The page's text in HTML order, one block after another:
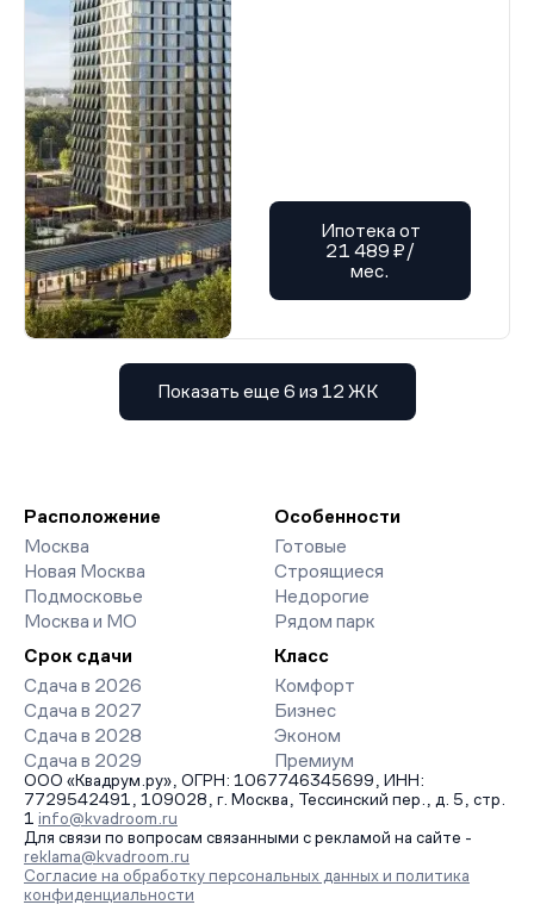
Ипотека от
21 489 ₽/
мес.
Показать еще 6 из 12 ЖК
Расположение
Москва
Новая Москва
Подмосковье
Москва и МО
Особенности
Готовые
Строящиеся
Недорогие
Рядом парк
Срок сдачи
Сдача в 2026
Сдача в 2027
Сдача в 2028
Сдача в 2029
Класс
Комфорт
Бизнес
Эконом
Премиум
ООО «Квадрум.ру», ОГРН: 1067746345699, ИНН:
7729542491, 109028, г. Москва, Тессинский пер., д. 5, стр.
1 info@kvadroom.ru
Для связи по вопросам связанными с рекламой на сайте -
reklama@kvadroom.ru
Согласие на обработку персональных данных и политика
конфиденциальности